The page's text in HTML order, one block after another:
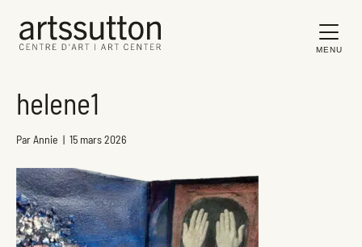
MENU
helene1
ParAnnie | 15 mars 2026